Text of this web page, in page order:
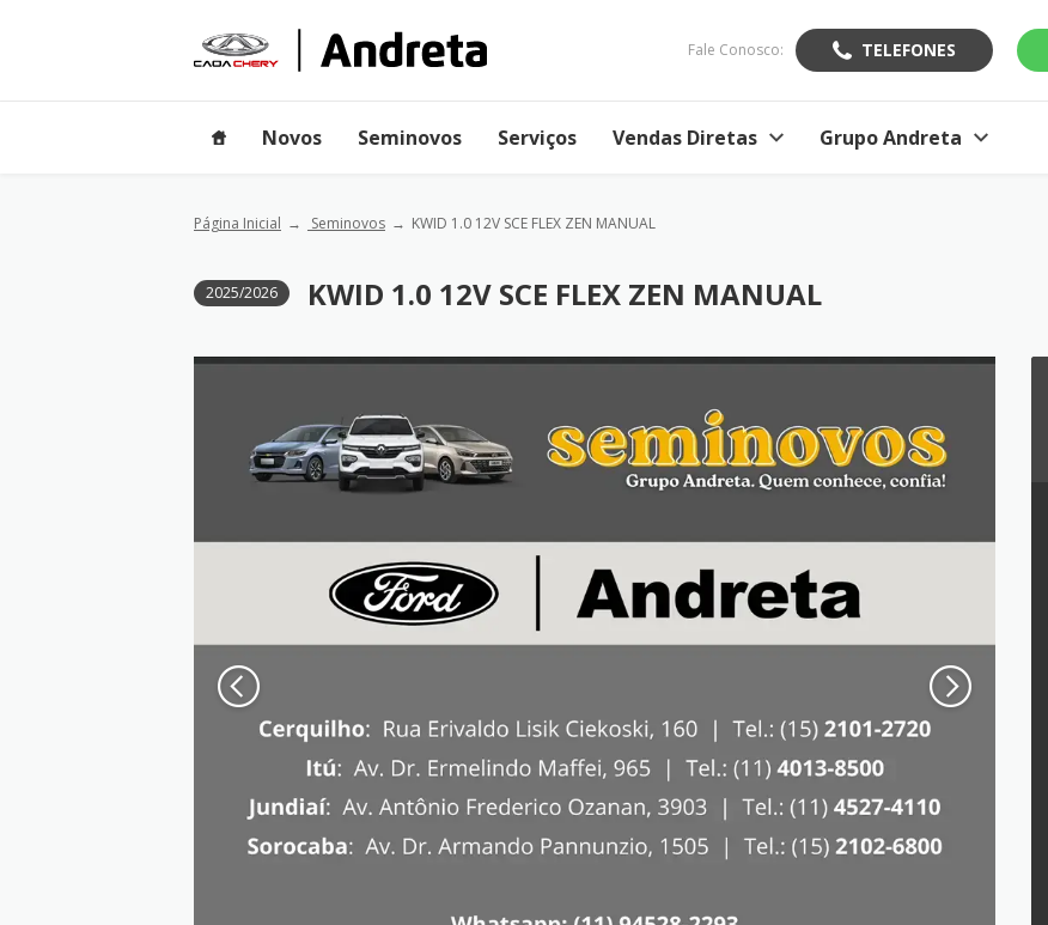
Fale Conosco: TELEFONES
Novos Seminovos Serviços Vendas Diretas Grupo Andreta
Página Inicial Seminovos KWID 1.0 12V SCE FLEX ZEN MANUAL
2025/2026 KWID 1.0 12V SCE FLEX ZEN MANUAL